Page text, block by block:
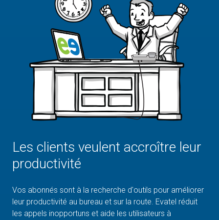
Les clients veulent accroître leur
productivité
Vos abonnés sont à la recherche d'outils pour améliorer
leur productivité au bureau et sur la route. Evatel réduit
les appels inopportuns et aide les utilisateurs à